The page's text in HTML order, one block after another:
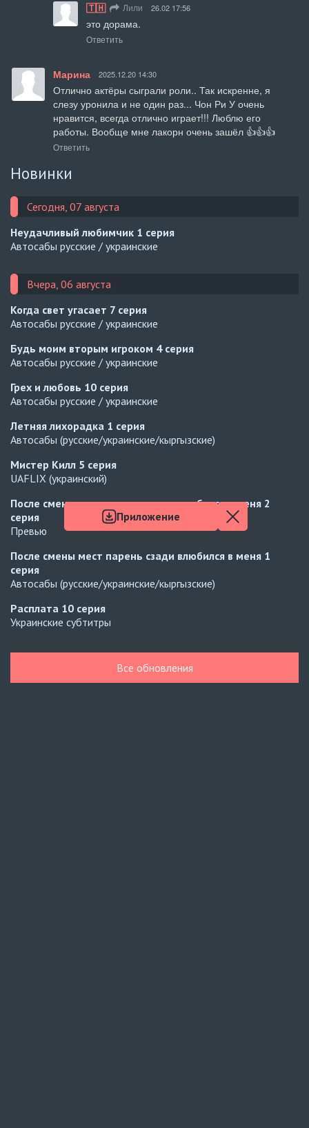
🇹🇭 Лили 26.02 17:56
это дорама.
Ответить
Марина 2025.12.20 14:30
Отлично актёры сыграли роли.. Так искренне, я
слезу уронила и не один раз... Чон Ри У очень
нравится, всегда отлично играет!!! Люблю его
работы. Вообще мне лакорн очень зашёл 👍👍👍
Ответить
Новинки
Сегодня, 07 августа
Неудачливый любимчик 1 серия
Автосабы русские / украинские
Вчера, 06 августа
Когда свет угасает 7 серия
Автосабы русские / украинские
Будь моим вторым игроком 4 серия
Автосабы русские / украинские
Грех и любовь 10 серия
Автосабы русские / украинские
Летняя лихорадка 1 серия
Автосабы (русские/украинские/кыргызские)
Мистер Килл 5 серия
UAFLIX (украинский)
После смены мест парень сзади влюбился в меня 2
серия
Превью
После смены мест парень сзади влюбился в меня 1
серия
Автосабы (русские/украинские/кыргызские)
Расплата 10 серия
Украинские субтитры
Навечно влюблённые5 серия
Все обновления
Приложение